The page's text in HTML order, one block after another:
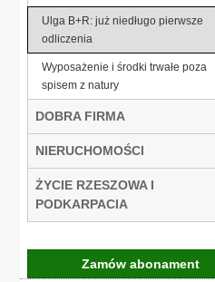
Ulga B+R: już niedługo pierwsze
odliczenia
Wyposażenie i środki trwałe poza
spisem z natury
DOBRA FIRMA
NIERUCHOMOŚCI
ŻYCIE RZESZOWA I
PODKARPACIA
Zamów abonament